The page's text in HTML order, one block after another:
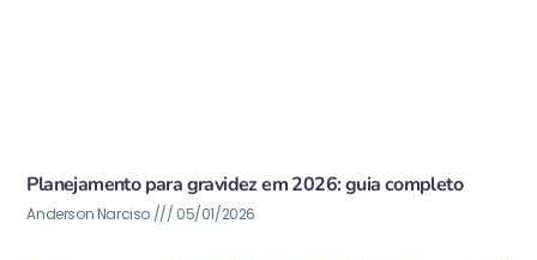
Planejamento para gravidez em 2026: guia completo
Anderson Narciso 05/01/2026